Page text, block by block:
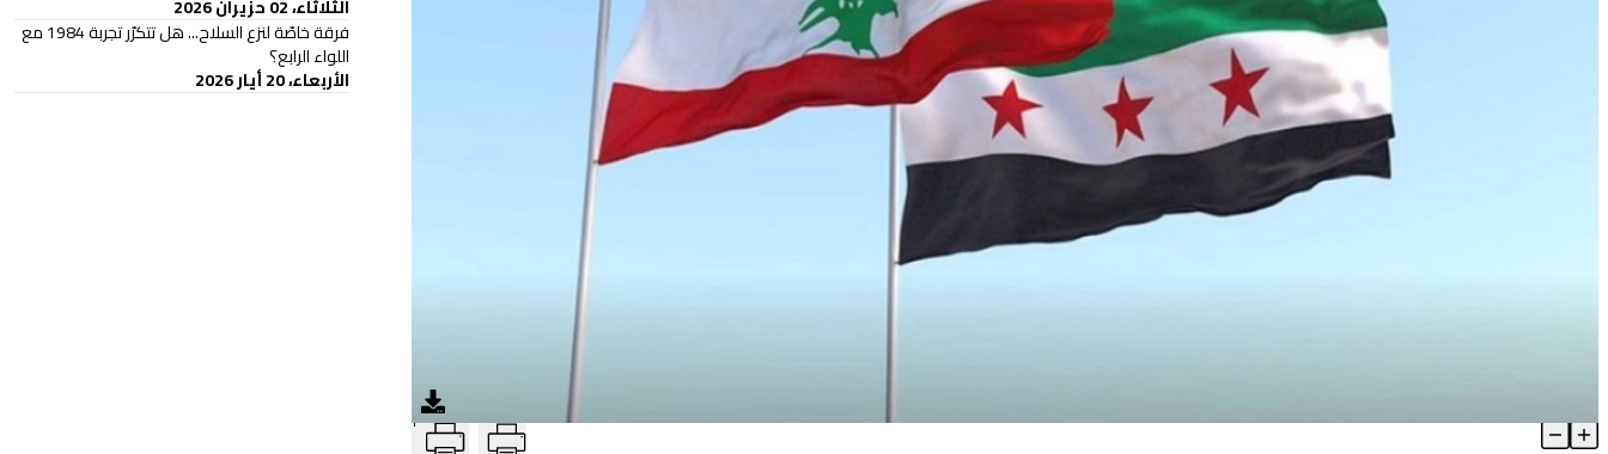
لبنان وسوريا يطويان حقبة الأسد... بالمال والإقتصاد T
الثلاثاء، 02 حزيران 2026
فرقة خاصّة لنزع السلاح... هل تتكرّر تجربة 1984 مع
اللواء الرابع؟
الأربعاء، 20 أيار 2026